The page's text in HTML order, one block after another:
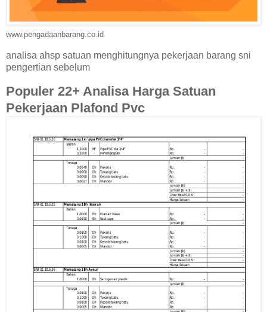
www.pengadaanbarang.co.id
analisa ahsp satuan menghitungnya pekerjaan barang sni
pengertian sebelum
Populer 22+ Analisa Harga Satuan
Pekerjaan Plafond Pvc